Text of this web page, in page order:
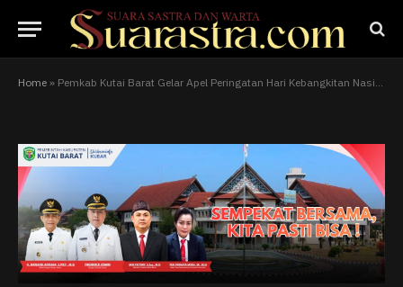
Home » Pemkab Kutai Barat Gelar Apel Peringatan Hari Kebangkitan Nasional di Alun-Alun ITHO